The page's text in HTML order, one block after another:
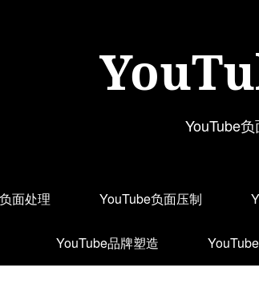
YouTube
面处理 YouTube负面压制
YouTube品牌塑造